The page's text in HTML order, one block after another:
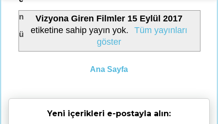
n
ü
Vizyona Giren Filmler 15 Eylül 2017
etiketine sahip yayın yok.
Tüm yayınları
göster
Ana Sayfa
Yeni içerikleri e-postayla alın: